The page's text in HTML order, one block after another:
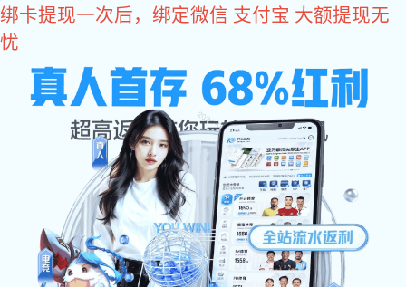
长征娱乐
欢迎光临东莞市长征娱乐-科技赋能场景,让娱乐更有趣 - pgcz官网！
长征娱乐